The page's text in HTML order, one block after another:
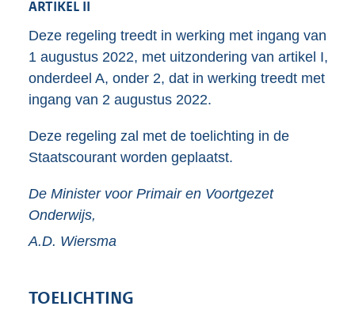
ARTIKEL II
Deze regeling treedt in werking met ingang van
1 augustus 2022, met uitzondering van artikel I,
onderdeel A, onder 2, dat in werking treedt met
ingang van 2 augustus 2022.
Deze regeling zal met de toelichting in de
Staatscourant worden geplaatst.
De Minister voor Primair en Voortgezet
Onderwijs,
A.D. Wiersma
TOELICHTING